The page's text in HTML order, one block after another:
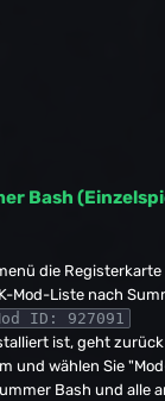
Bash
die Registerkarte
Mod-Liste nach
ID: 927091
ist, geht
und wählen Sie
Bash und alle